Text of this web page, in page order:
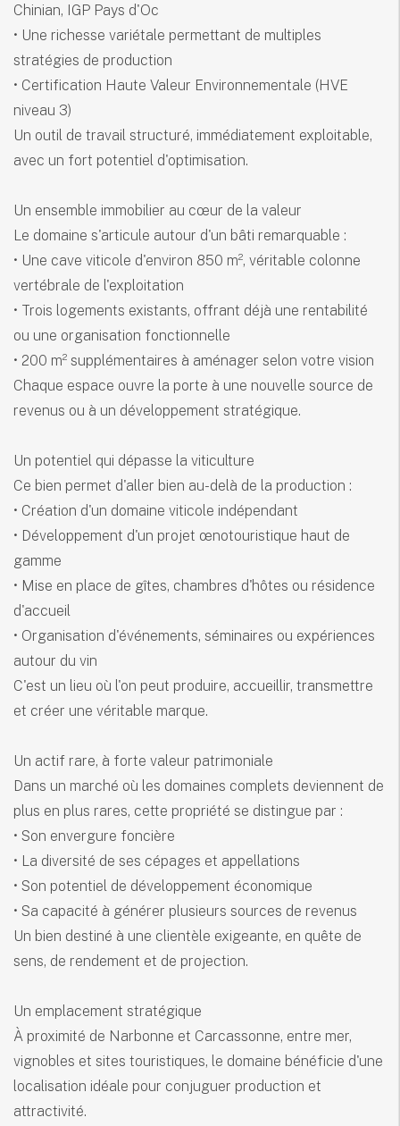
Chinian, IGP Pays d'Oc
• Une richesse variétale permettant de multiples
stratégies de production
• Certification Haute Valeur Environnementale (HVE
niveau 3)
Un outil de travail structuré, immédiatement exploitable,
avec un fort potentiel d'optimisation.
Un ensemble immobilier au cœur de la valeur
Le domaine s'articule autour d'un bâti remarquable :
• Une cave viticole d'environ 850 m², véritable colonne
vertébrale de l'exploitation
• Trois logements existants, offrant déjà une rentabilité
ou une organisation fonctionnelle
• 200 m² supplémentaires à aménager selon votre vision
Chaque espace ouvre la porte à une nouvelle source de
revenus ou à un développement stratégique.
Un potentiel qui dépasse la viticulture
Ce bien permet d'aller bien au-delà de la production :
• Création d'un domaine viticole indépendant
• Développement d'un projet œnotouristique haut de
gamme
• Mise en place de gîtes, chambres d'hôtes ou résidence
d'accueil
• Organisation d'événements, séminaires ou expériences
autour du vin
C'est un lieu où l'on peut produire, accueillir, transmettre
et créer une véritable marque.
Un actif rare, à forte valeur patrimoniale
Dans un marché où les domaines complets deviennent de
plus en plus rares, cette propriété se distingue par :
• Son envergure foncière
• La diversité de ses cépages et appellations
• Son potentiel de développement économique
• Sa capacité à générer plusieurs sources de revenus
Un bien destiné à une clientèle exigeante, en quête de
sens, de rendement et de projection.
Un emplacement stratégique
À proximité de Narbonne et Carcassonne, entre mer,
vignobles et sites touristiques, le domaine bénéficie d'une
localisation idéale pour conjuguer production et
attractivité.